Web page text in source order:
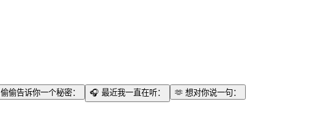
偷偷告诉你一个秘密： 🎧 最近我一直在听： 🫶 想对你说一句：